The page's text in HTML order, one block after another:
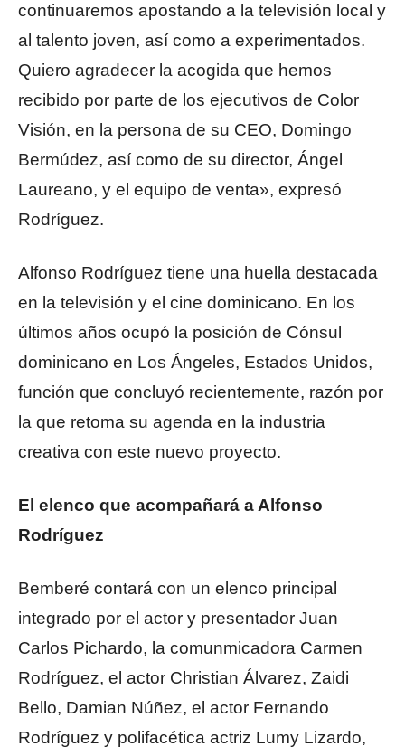
continuaremos apostando a la televisión local y
al talento joven, así como a experimentados.
Quiero agradecer la acogida que hemos
recibido por parte de los ejecutivos de Color
Visión, en la persona de su CEO, Domingo
Bermúdez, así como de su director, Ángel
Laureano, y el equipo de venta», expresó
Rodríguez.
Alfonso Rodríguez tiene una huella destacada
en la televisión y el cine dominicano. En los
últimos años ocupó la posición de Cónsul
dominicano en Los Ángeles, Estados Unidos,
función que concluyó recientemente, razón por
la que retoma su agenda en la industria
creativa con este nuevo proyecto.
El elenco que acompañará a Alfonso
Rodríguez
Bemberé contará con un elenco principal
integrado por el actor y presentador Juan
Carlos Pichardo, la comunmicadora Carmen
Rodríguez, el actor Christian Álvarez, Zaidi
Bello, Damian Núñez, el actor Fernando
Rodríguez y polifacética actriz Lumy Lizardo,